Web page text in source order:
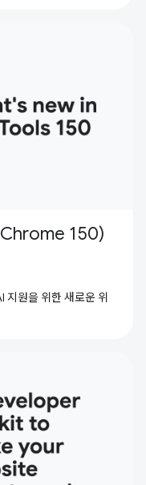
150)
지원을 위한 새로운 위